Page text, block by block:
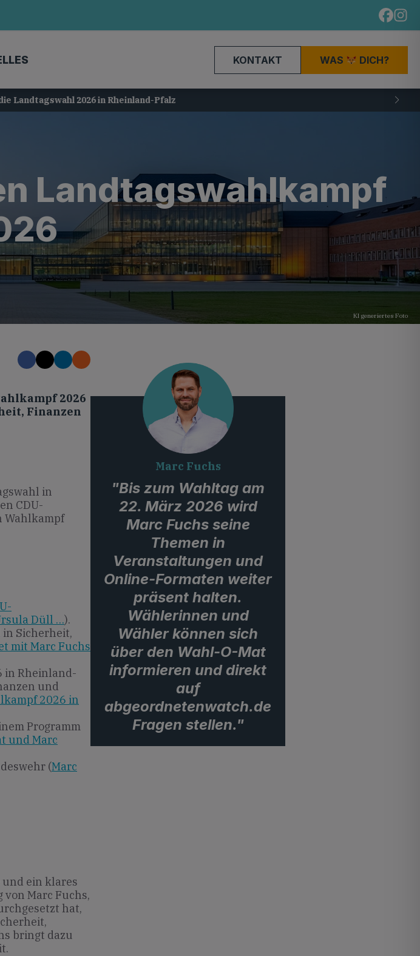
KONTAKT WAS DICH?
2026 in Rheinland-Pfalz
Landtagswahlkampf
KI generiertes Foto
2026
Finanzen
in
CDU-
Wahlkampf
Düll …).
Sicherheit,
mit Marc Fuchs
in Rheinland-
und
2026 in
Programm
und Marc
(Marc
und ein klares
Marc Fuchs,
hat,
bringt dazu
Marc Fuchs
"Bis zum Wahltag am
22. März 2026 wird
Marc Fuchs seine
Themen in
Veranstaltungen und
Online-Formaten weiter
präsent halten.
Wählerinnen und
Wähler können sich
über den Wahl-O-Mat
informieren und direkt
auf
abgeordnetenwatch.de
Fragen stellen."